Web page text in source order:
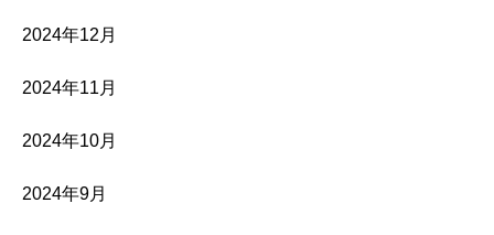
2024年12月
2024年11月
2024年10月
2024年9月